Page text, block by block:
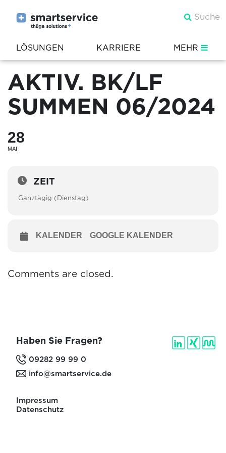
LÖSUNGEN KARRIERE MEHR
AKTIV. BK/LF
SUMMEN 06/2024
28
MAI
ZEIT
Ganztägig (Dienstag)
KALENDER GOOGLE KALENDER
Comments are closed.
Haben Sie Fragen?
09282 99 99 0
info@smartservice.de
Impressum
Datenschutz